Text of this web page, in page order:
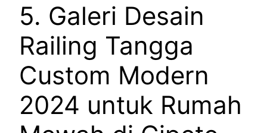
5. Galeri Desain
Railing Tangga
Custom Modern
2024 untuk Rumah